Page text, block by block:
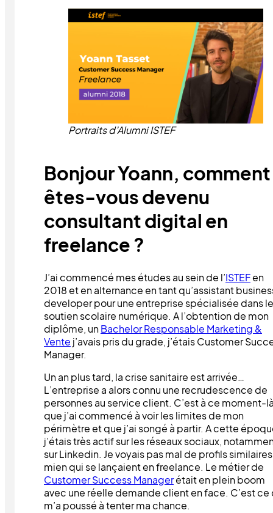
Portraits d’Alumni ISTEF
Bonjour Yoann, comment
êtes-vous devenu
consultant digital en
freelance ?
J’ai commencé mes études au sein de l’ISTEFen
2018 et en alternance en tant qu’assistant
developer pour une entreprise spécialisée dans le
soutien scolaire numérique. A l’obtention de mon
diplôme, unBachelor Responsable Marketing &
Vente j’avais pris du grade, j’étais Customer
Manager.
Un an plus tard, la crise sanitaire est arrivée…
L’entreprise a alors connu une recrudescence de
personnes au service client. C’est à ce moment-
que j’ai commencé à voir les limites de mon
périmètre et que j’ai songé à partir. A cette
j’étais très actif sur les réseaux sociaux,
sur Linkedin. Je voyais pas mal de profils
mien qui se lançaient en freelance. Le métier de
Customer Success Managerétait en plein boom
avec une réelle demande client en face. C’est ce
m’a poussé à tenter ma chance.